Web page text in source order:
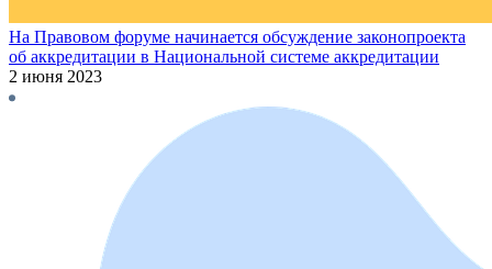
На Правовом форуме начинается обсуждение законопроекта
об аккредитации в Национальной системе аккредитации
2 июня 2023